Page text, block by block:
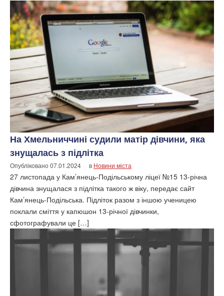
На Хмельниччині судили матір дівчини, яка
знущалась з підлітка
Опубліковано07.01.2024 в Новини міста
27 листопада у Кам’янець-Подільському ліцеї №15 13-річна
дівчина знущалася з підлітка такого ж віку, передає сайт
Кам’янець-Подільська. Підліток разом з іншою ученицею
поклали сміття у капюшон 13-річної дівчинки,
сфотографували це […]